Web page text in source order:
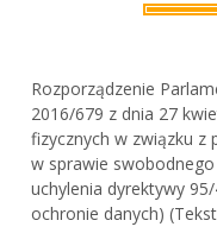
Rozporządzenie
2016/679 z dnia 27
fizycznych w związku z
w sprawie
uchylenia dyrektywy
ochronie danych)